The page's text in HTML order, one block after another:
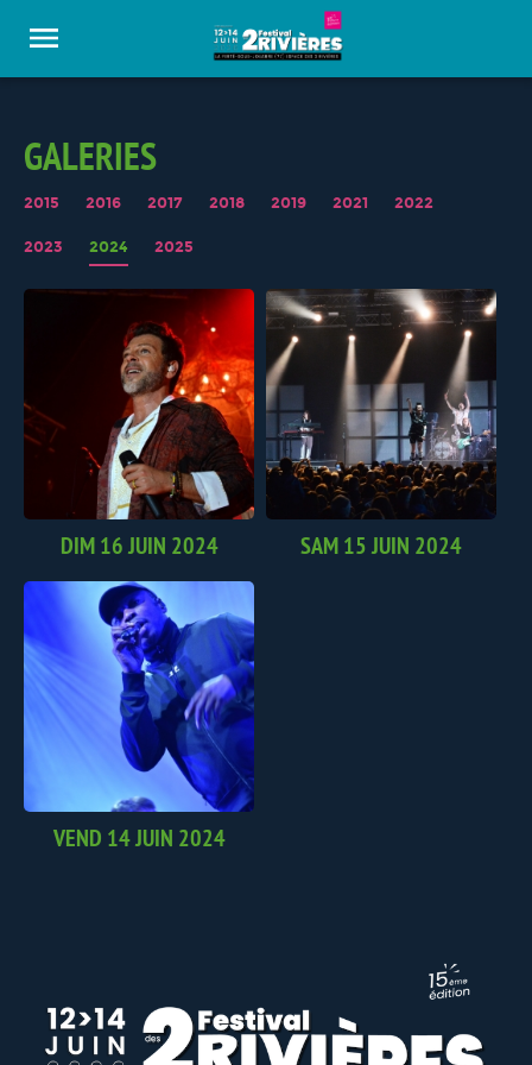
GALERIES
2015 2016 2017 2018 2019 2021 2022
2023 2024 2025
DIM 16 JUIN 2024 SAM 15 JUIN 2024
VEND 14 JUIN 2024